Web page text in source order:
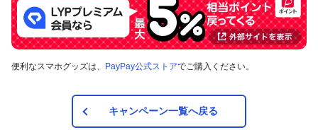
便利なスマホグッズは、 PayPay公式ストアでご購入ください。
キャンペーン一覧へ戻る